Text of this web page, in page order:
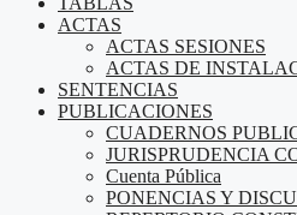
ACTAS
ACTAS SESIONES
ACTAS DE
SENTENCIAS
PUBLICACIONES
CUADERNOS
JURISPRUDENCIA
Cuenta Pública
PONENCIAS Y